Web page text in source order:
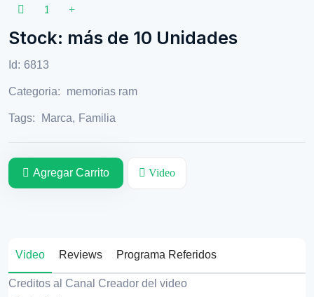
Stock: más de 10 Unidades
Id: 6813
Categoria: memorias ram
Tags: Marca, Familia
Agregar Carrito Video
Video Reviews Programa Referidos
Creditos al Canal Creador del video